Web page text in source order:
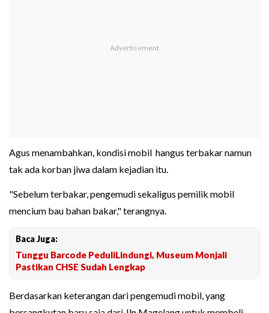
Agus menambahkan, kondisi mobil hangus terbakar namun
tak ada korban jiwa dalam kejadian itu.
"Sebelum terbakar, pengemudi sekaligus pemilik mobil
mencium bau bahan bakar," terangnya.
Baca Juga:
Tunggu Barcode PeduliLindungi, Museum Monjali
Pastikan CHSE Sudah Lengkap
Berdasarkan keterangan dari pengemudi mobil, yang